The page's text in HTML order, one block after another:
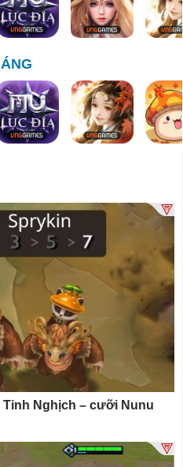
Tinh Nghịch – cưỡi Nunu